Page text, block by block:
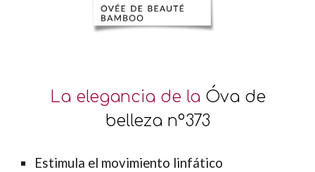
La elegancia de la Óva de
belleza nº373
Estimula el movimiento linfático